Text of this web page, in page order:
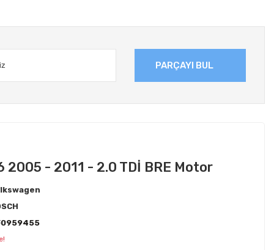
PARÇAYI BUL
2005 - 2011 - 2.0 TDİ BRE Motor